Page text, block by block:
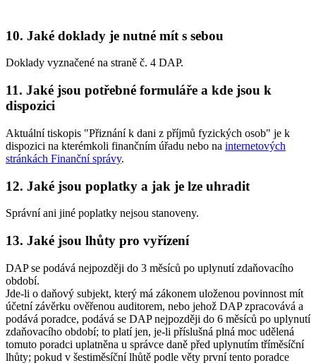
10. Jaké doklady je nutné mít s sebou
Doklady vyznačené na straně č. 4 DAP.
11. Jaké jsou potřebné formuláře a kde jsou k
dispozici
Aktuální tiskopis "Přiznání k dani z příjmů fyzických osob" je k
dispozici na kterémkoli finančním úřadu nebo na internetových
stránkách Finanční správy.
12. Jaké jsou poplatky a jak je lze uhradit
Správní ani jiné poplatky nejsou stanoveny.
13. Jaké jsou lhůty pro vyřízení
DAP se podává nejpozději do 3 měsíců po uplynutí zdaňovacího
období.
Jde-li o daňový subjekt, který má zákonem uloženou povinnost mít
účetní závěrku ověřenou auditorem, nebo jehož DAP zpracovává a
podává poradce, podává se DAP nejpozději do 6 měsíců po uplynutí
zdaňovacího období; to platí jen, je-li příslušná plná moc udělená
tomuto poradci uplatněna u správce daně před uplynutím tříměsíční
lhůty; pokud v šestiměsíční lhůtě podle věty první tento poradce